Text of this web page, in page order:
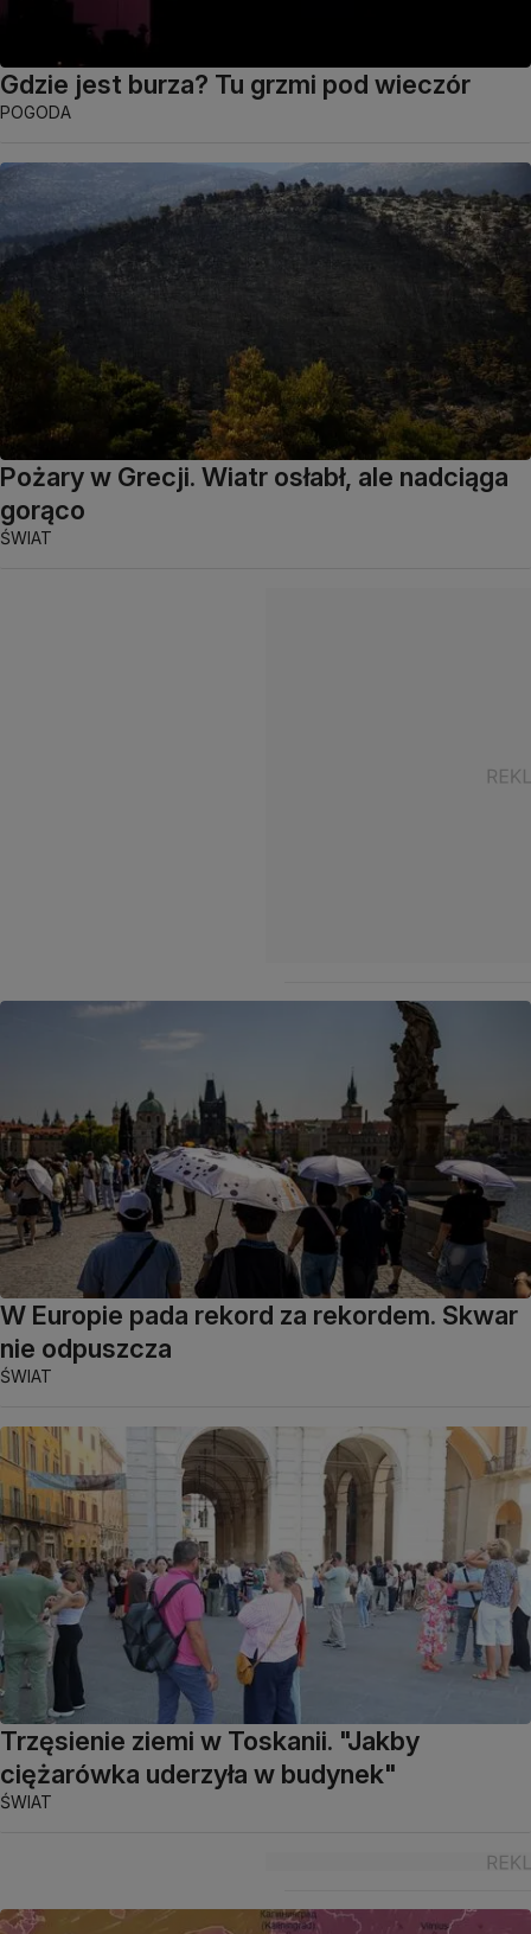
Gdzie jest burza? Tu grzmi pod wieczór
POGODA
Pożary w Grecji. Wiatr osłabł, ale nadciąga
gorąco
ŚWIAT
W Europie pada rekord za rekordem. Skwar
nie odpuszcza
ŚWIAT
Trzęsienie ziemi w Toskanii. "Jakby
ciężarówka uderzyła w budynek"
ŚWIAT